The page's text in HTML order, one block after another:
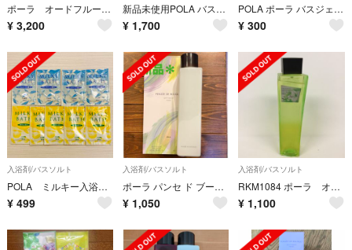
ポーラ オードフルールバスエッセンス ローズ＆ピュアカトレア
¥ 3,200
新品未使用POLA バスエッセンスルージュ
¥ 1,700
POLA ポーラ バスジェル 泡風呂
¥ 300
入浴剤/バスソルト
POLA ミルキー入浴剤 ミルキィバス 9包 ジャスミン・ゆずの香り
¥ 499
入浴剤/バスソルト
ポーラ パンセ ド ブーケ バスエッセンス ブラン
¥ 1,050
入浴剤/バスソルト
RKM1084 ポーラ オードフルール フレグランスバスエッセンス 400ml
¥ 1,100